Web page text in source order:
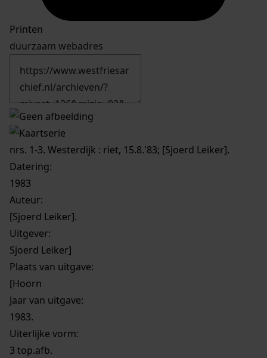
Printen
duurzaam webadres
nrs. 1-3. Westerdijk : riet, 15.8.'83; [Sjoerd Leiker].
Datering:
1983
Auteur:
[Sjoerd Leiker].
Uitgever:
Sjoerd Leiker]
Plaats van uitgave:
[Hoorn
Jaar van uitgave:
1983.
Uiterlijke vorm:
3 top.afb.